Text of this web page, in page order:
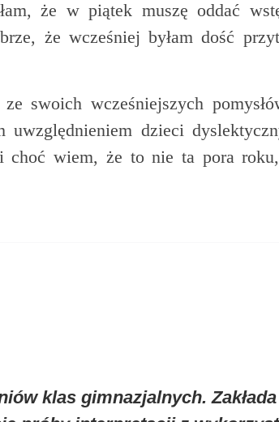
że w piątek muszę oddać
że wcześniej byłam dość
swoich wcześniejszych
uwzględnieniem dzieci
choć wiem, że to nie ta pora
klas gimnazjalnych.